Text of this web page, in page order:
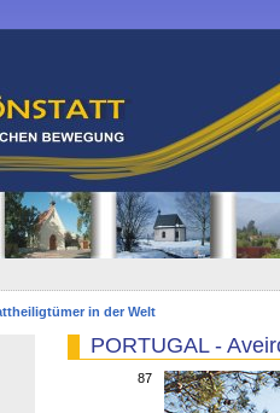
in der Welt
PORTUGAL -
87